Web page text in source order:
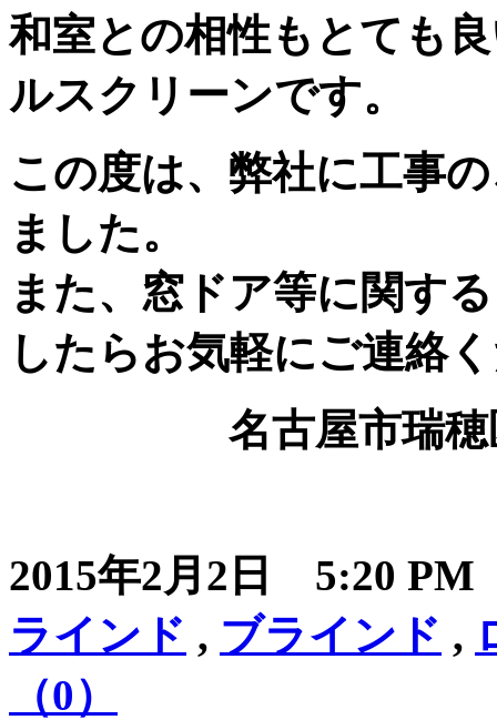
和室との相性もとても
ルスクリーンです。
この度は、弊社に工事
ました。
また、窓ドア等に関す
したらお気軽にご連絡
名古屋市瑞
2015年2月2日 5:20
ラインド , ブラインド ,
（0）